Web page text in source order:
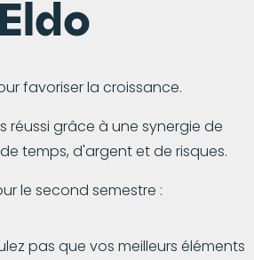
favoriser la croissance.
réussi grâce à une synergie de
temps, d'argent et de risques.
le second semestre :
pas que vos meilleurs éléments